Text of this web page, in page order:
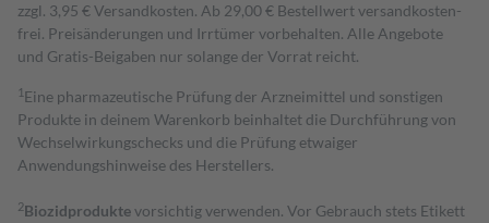
zzgl. 3,95 € Versandkosten. Ab 29,00 € Bestell­wert versand­kosten­
frei. Preisänderungen und Irrtümer vorbehalten. Alle Angebote
und Gratis-Beigaben nur solange der Vorrat reicht.
1 Eine pharmazeutische Prüfung der Arzneimittel und sonstigen
Produkte in deinem Warenkorb beinhaltet die Durchführung von
Wechselwirkungschecks und die Prüfung etwaiger
Anwendungshinweise des Herstellers.
2Biozidproduktevorsichtig verwenden. Vor Gebrauch stets Etikett